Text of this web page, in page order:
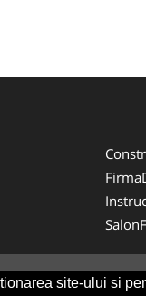
site-ului si